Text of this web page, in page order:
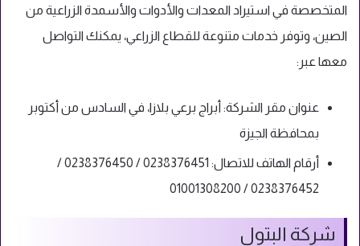
المتخصصة في استيراد المعدات والأدوات والأسمدة الزراعية من
الصين، وتوفر خدمات متنوعة للقطاع الزراعي، يمكنك التواصل
معها عبر:
عنوان مقر الشركة: أبراج برعي بلازا، في السادس من أكتوبر
بمحافظة الجيزة
أرقام الهاتف للاتصال: 0238376451 / 0238376450 /
0238376452 / 01001308200
شركة البتول